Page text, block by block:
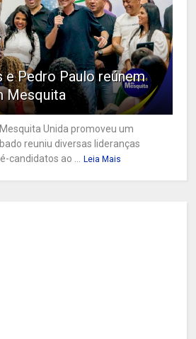
e Pedro Paulo reúnem
Mesquita
Unida promoveu um
reuniu diversas lideranças
candidatos ao ... Leia Mais